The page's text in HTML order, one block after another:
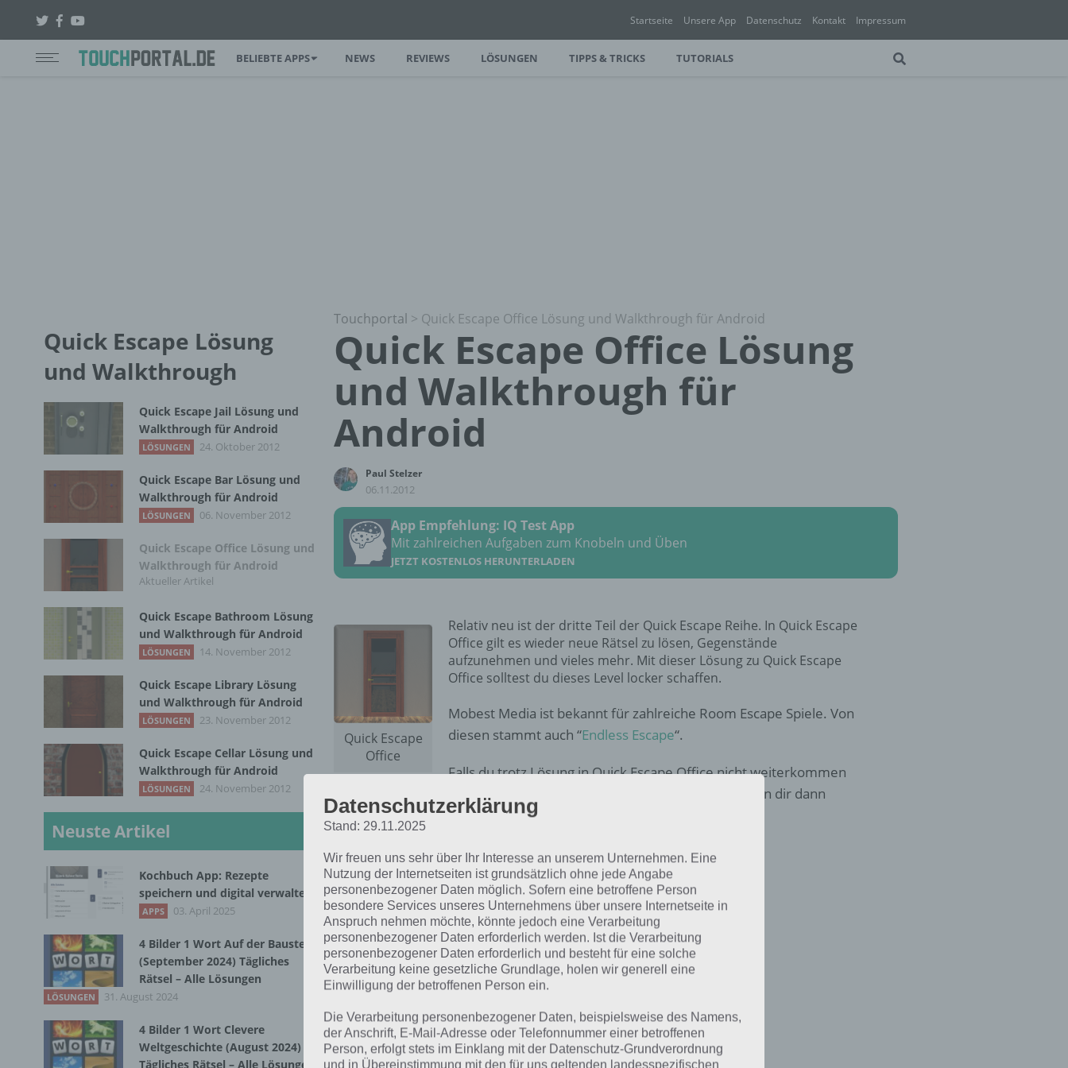
Startseite Unsere App Datenschutz Kontakt Impressum
BELIEBTE APPS NEWS REVIEWS LÖSUNGEN TIPPS & TRICKS TUTORIALS
Touchportal > Quick Escape Office Lösung und Walkthrough für Android
Quick Escape Office Lösung
und Walkthrough für
Android
Paul Stelzer
06.11.2012
App Empfehlung: IQ Test App
Mit zahlreichen Aufgaben zum Knobeln und Üben
JETZT KOSTENLOS HERUNTERLADEN
Quick Escape
Office
Relativ neu ist der dritte Teil der Quick Escape Reihe. In Quick Escape
Office gilt es wieder neue Rätsel zu lösen, Gegenstände
aufzunehmen und vieles mehr. Mit dieser Lösung zu Quick Escape
Office solltest du dieses Level locker schaffen.
Mobest Media ist bekannt für zahlreiche Room Escape Spiele. Von
diesen stammt auch “Endless Escape“.
Falls du trotz Lösung in Quick Escape Office nicht weiterkommen
solltest, so melde dich einfach in den Kommentaren und wir versuchen dir dann
weiterzuhelfen. Hier noch der Link zum Google Play Store:
Quick Escape Lösung
und Walkthrough
Quick Escape Jail Lösung und
Walkthrough für Android
LÖSUNGEN 24. Oktober 2012
Quick Escape Bar Lösung und
Walkthrough für Android
LÖSUNGEN 06. November 2012
Quick Escape Office Lösung und
Walkthrough für Android
Aktueller Artikel
Quick Escape Bathroom Lösung
und Walkthrough für Android
LÖSUNGEN 14. November 2012
Quick Escape Library Lösung
und Walkthrough für Android
LÖSUNGEN 23. November 2012
Quick Escape Cellar Lösung und
Walkthrough für Android
LÖSUNGEN 24. November 2012
Neuste Artikel
Kochbuch App: Rezepte
speichern und digital verwalten
APPS 03. April 2025
4 Bilder 1 Wort Auf der Baustelle
(September 2024) Tägliches
Rätsel – Alle Lösungen
LÖSUNGEN 31. August 2024
4 Bilder 1 Wort Clevere
Weltgeschichte (August 2024)
Tägliches Rätsel – Alle Lösungen
Datenschutzerklärung
Stand: 29.11.2025
Wir freuen uns sehr über Ihr Interesse an unserem Unternehmen. Eine
Nutzung der Internetseiten ist grundsätzlich ohne jede Angabe
personenbezogener Daten möglich. Sofern eine betroffene Person
besondere Services unseres Unternehmens über unsere Internetseite in
Anspruch nehmen möchte, könnte jedoch eine Verarbeitung
personenbezogener Daten erforderlich werden. Ist die Verarbeitung
personenbezogener Daten erforderlich und besteht für eine solche
Verarbeitung keine gesetzliche Grundlage, holen wir generell eine
Einwilligung der betroffenen Person ein.
Die Verarbeitung personenbezogener Daten, beispielsweise des Namens,
der Anschrift, E-Mail-Adresse oder Telefonnummer einer betroffenen
Person, erfolgt stets im Einklang mit der Datenschutz-Grundverordnung
und in Übereinstimmung mit den für uns geltenden landesspezifischen